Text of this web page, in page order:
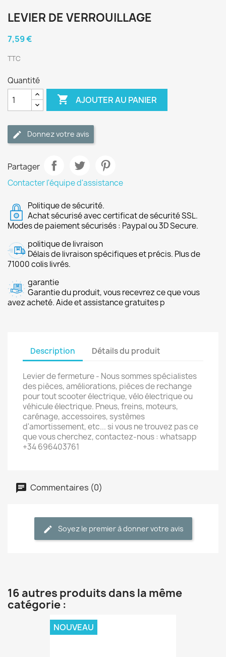
LEVIER DE VERROUILLAGE
7,59 €
TTC
Quantité
 AJOUTER AU PANIER
Donnez votre avis
Partager
Contacter l'équipe d'assistance
Politique de sécurité.
Achat sécurisé avec certificat de sécurité SSL.
Modes de paiement sécurisés : Paypal ou 3D Secure.
politique de livraison
Délais de livraison spécifiques et précis. Plus de
71000 colis livrés.
garantie
Garantie du produit, vous recevrez ce que vous
avez acheté. Aide et assistance gratuites p
Description Détails du produit
Levier de fermeture - Nous sommes spécialistes
des pièces, améliorations, pièces de rechange
pour tout scooter électrique, vélo électrique ou
véhicule électrique. Pneus, freins, moteurs,
carénage, accessoires, systèmes
d'amortissement, etc... si vous ne trouvez pas ce
que vous cherchez, contactez-nous : whatsapp
+34 696403761
Commentaires (0)
Soyez le premier à donner votre avis
16 autres produits dans la même
catégorie :
NOUVEAU